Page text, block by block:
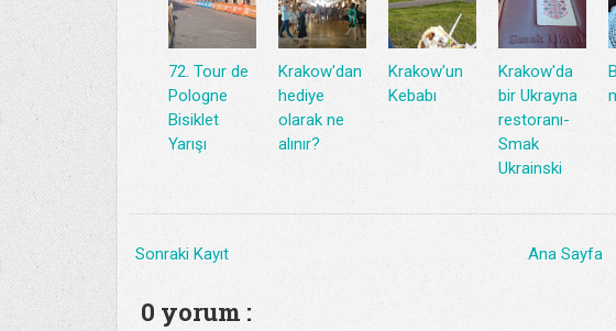
72. Tour de
Pologne
Bisiklet
Yarışı
Krakow'dan
hediye
olarak ne
alınır?
Krakow'un
Kebabı
Krakow'da
bir Ukrayna
restoranı-
Smak
Ukrainski
Sonraki Kayıt Ana Sayfa
0 yorum :